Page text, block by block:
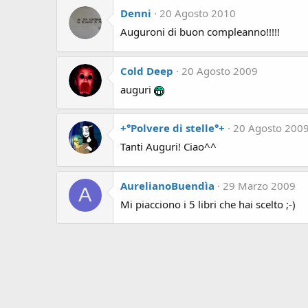
Denni
20 Agosto 2010
Auguroni di buon compleanno!!!!!
Cold Deep
20 Agosto 2009
auguri
+°Polvere di stelle°+
20 Agosto
Tanti Auguri! Ciao^^
A AurelianoBuendìa
29 Marzo 2009
Mi piacciono i 5 libri che hai scelto ;-)